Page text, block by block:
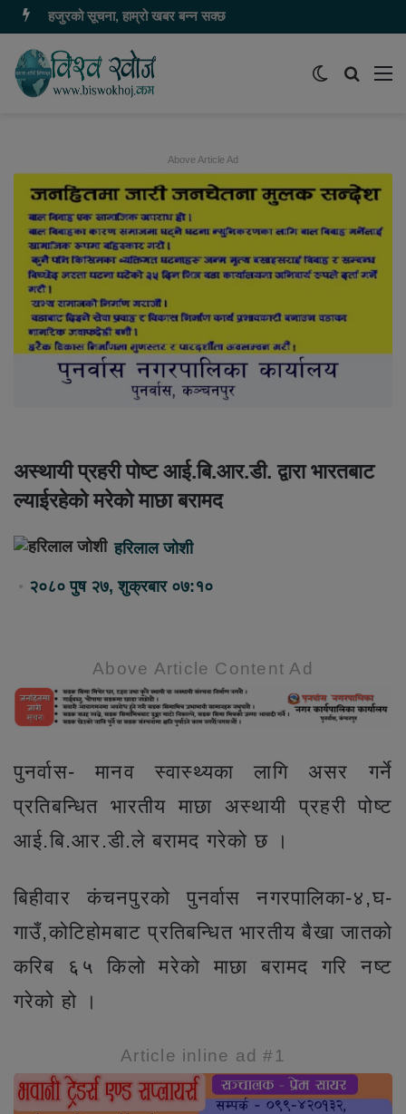
हजुरको सूचना, हाम्रो खबर बन्न सक्छ
समाचार
Switch
Above Article Ad
अस्थायी प्रहरी पोष्ट आई.बि.आर.डी. द्वारा भारतबाट
ल्याईरहेको मरेको माछा बरामद
हरिलाल जोशी
२०८० पुष २७, शुक्रबार ०७:१०
Above Article Content Ad
पुनर्वास- मानव स्वास्थ्यका लागि असर गर्ने
प्रतिबन्धित भारतीय माछा अस्थायी प्रहरी पोष्ट
आई.बि.आर.डी.ले बरामद गरेको छ ।
बिहीवार कंचनपुरको पुनर्वास नगरपालिका-४,घ-
गाउँ,कोटिहोमबाट प्रतिबन्धित भारतीय बैखा जातको
करिब ६५ किलो मरेको माछा बरामद गरि नष्ट
गरेको हो ।
Article inline ad #1